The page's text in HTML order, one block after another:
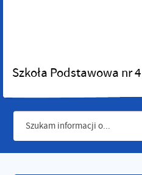
Szkoła Podstawowa nr